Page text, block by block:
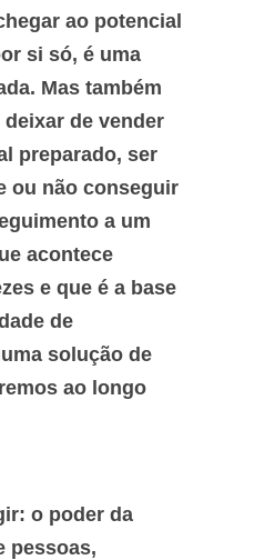
ao potencial
si só, é uma
Mas também
de vender
preparado, ser
ou não conseguir
a um
acontece
e que é a base
de
solução de
ao longo
o poder da
pessoas,